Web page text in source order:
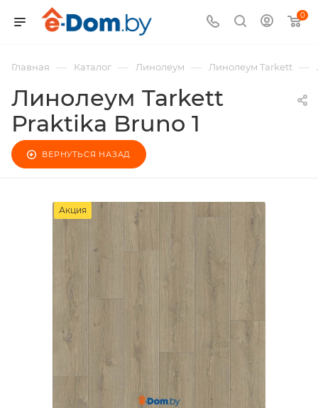
0
Главная — Каталог — Линолеум — Линолеум Tarkett —
Линолеум Tarkett
Praktika Bruno 1
ВЕРНУТЬСЯ НАЗАД
Акция